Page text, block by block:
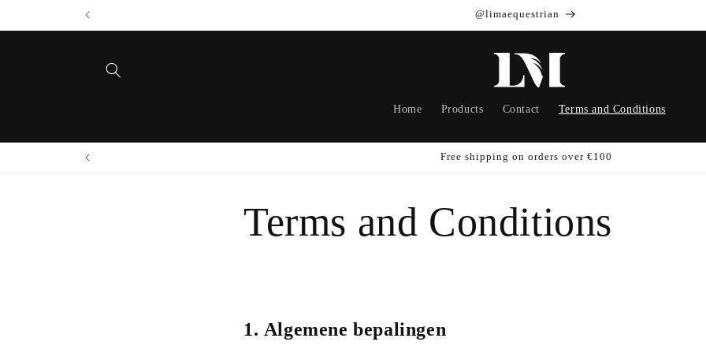
@limaequestrian
Home Products Contact Terms and Conditions
Free shipping on orders over €100
Terms and Conditions
1. Algemene bepalingen